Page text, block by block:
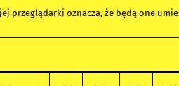
przeglądarki oznacza, że będą one